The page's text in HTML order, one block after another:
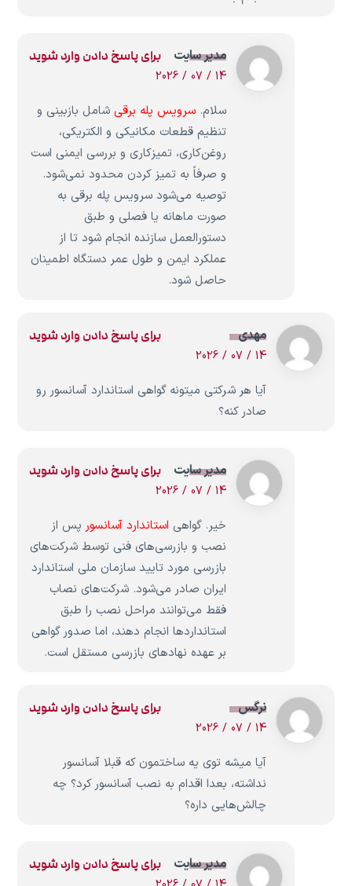
مدیر سایت
14 / 07 / 2026
سلام.سرویس پله برقی شامل بازبینی و
تنظیم قطعات مکانیکی و الکتریکی،
روغن‌کاری، تمیزکاری و بررسی ایمنی است
و صرفاً به تمیز کردن محدود نمی‌شود.
توصیه می‌شود سرویس پله برقی به
صورت ماهانه یا فصلی و طبق
دستورالعمل سازنده انجام شود تا از
عملکرد ایمن و طول عمر دستگاه اطمینان
حاصل شود.
برای پاسخ دادن وارد شوید
مهدی
14 / 07 / 2026
آیا هر شرکتی میتونه گواهی استاندارد آسانسور رو
صادر کنه؟
برای پاسخ دادن وارد شوید
مدیر سایت
14 / 07 / 2026
خیر. گواهی استاندارد آسانسور پس از
نصب و بازرسی‌های فنی توسط شرکت‌های
بازرسی مورد تایید سازمان ملی استاندارد
ایران صادر می‌شود. شرکت‌های نصاب
فقط می‌توانند مراحل نصب را طبق
استانداردها انجام دهند، اما صدور گواهی
بر عهده نهادهای بازرسی مستقل است.
برای پاسخ دادن وارد شوید
نرگس
14 / 07 / 2026
آیا میشه توی یه ساختمون که قبلا آسانسور
نداشته، بعدا اقدام به نصب آسانسور کرد؟ چه
چالش‌هایی داره؟
برای پاسخ دادن وارد شوید
مدیر سایت برای پاسخ دادن وارد شوید